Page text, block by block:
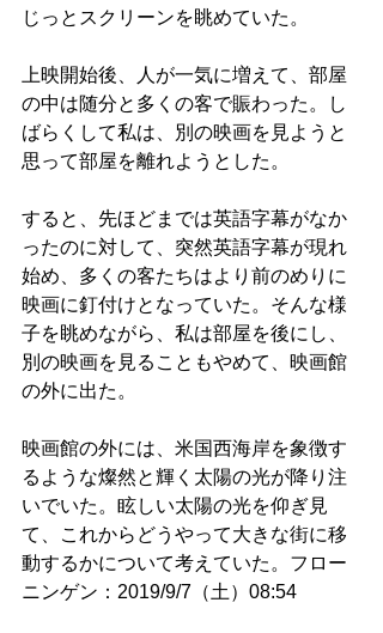
じっとスクリーンを眺めていた。
上映開始後、人が一気に増えて、部屋
の中は随分と多くの客で賑わった。し
ばらくして私は、別の映画を見ようと
思って部屋を離れようとした。
すると、先ほどまでは英語字幕がなか
ったのに対して、突然英語字幕が現れ
始め、多くの客たちはより前のめりに
映画に釘付けとなっていた。そんな様
子を眺めながら、私は部屋を後にし、
別の映画を見ることもやめて、映画館
の外に出た。
映画館の外には、米国西海岸を象徴す
るような燦然と輝く太陽の光が降り注
いでいた。眩しい太陽の光を仰ぎ見
て、これからどうやって大きな街に移
動するかについて考えていた。フロー
ニンゲン：2019/9/7（土）08:54